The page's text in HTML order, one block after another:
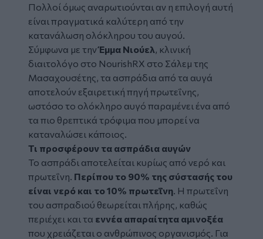
Πολλοί όμως αναρωτιούνται αν η επιλογή αυτή
είναι πραγματικά καλύτερη από την
κατανάλωση ολόκληρου του αυγού.
Σύμφωνα με τηνΈμμα Νιούελ, κλινική
διαιτολόγο στο NourishRX στο Σάλεμ της
Μασαχουσέτης, τα ασπράδια από τα αυγά
αποτελούν εξαιρετική πηγή πρωτεΐνης,
ωστόσο το ολόκληρο αυγό παραμένει ένα από
τα πιο θρεπτικά τρόφιμα που μπορεί να
καταναλώσει κάποιος.
Τι προσφέρουν τα ασπράδια αυγών
Το ασπράδι αποτελείται κυρίως από νερό και
πρωτεΐνη. Περίπου το 90% της σύστασής του
είναι νερό και το 10% πρωτεΐνη. Η πρωτεΐνη
του ασπραδιού θεωρείται πλήρης, καθώς
περιέχει και τα εννέα απαραίτητα αμινοξέα
που χρειάζεται ο ανθρώπινος οργανισμός. Για